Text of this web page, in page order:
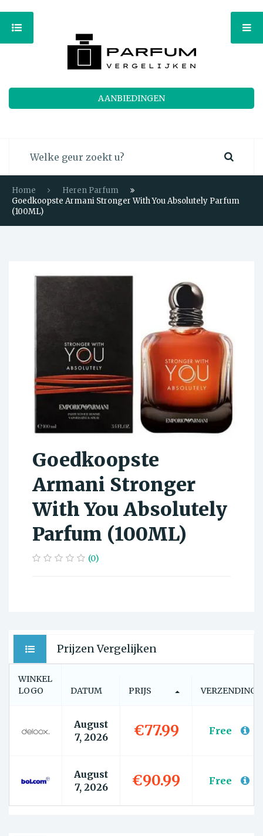
AANBIEDINGEN
Home
Heren Parfum
Goedkoopste Armani Stronger With You Absolutely Parfum
(100ML)
Goedkoopste
Armani Stronger
With You Absolutely
Parfum (100ML)
(0)
Prijzen Vergelijken
WINKEL
LOGO
DATUM PRIJS VERZENDING
August
7, 2026
€77.99 Free
August
7, 2026
€90.99 Free